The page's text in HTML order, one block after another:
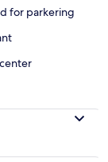
for parkering